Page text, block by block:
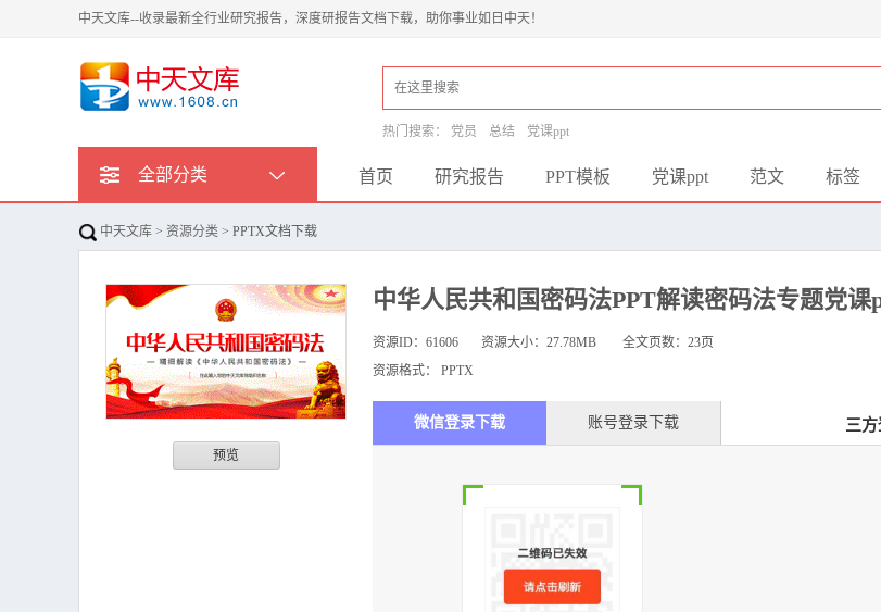
中天文库--收录最新全行业研究报告，深度研报告文档下载，助你事业如日中天！
热门搜索： 党员 总结 党课ppt
全部分类 首页 研究报告 PPT模板 党课ppt 范文 标签
中天文库 > 资源分类 > PPTX文档下载
预览
中华人民共和国密码法PPT解读密码法专题党课
资源ID： 61606 资源大小： 27.78MB 全文页数：23页
资源格式： PPTX
微信登录下载 账号登录下载 三方